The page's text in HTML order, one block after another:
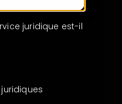
juridique est-il